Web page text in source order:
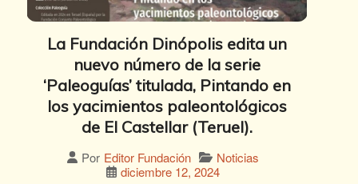
La Fundación Dinópolis edita un
nuevo número de la serie
‘Paleoguías’ titulada, Pintando en
los yacimientos paleontológicos
de El Castellar (Teruel).
Por Editor Fundación
Noticias
diciembre 12, 2024